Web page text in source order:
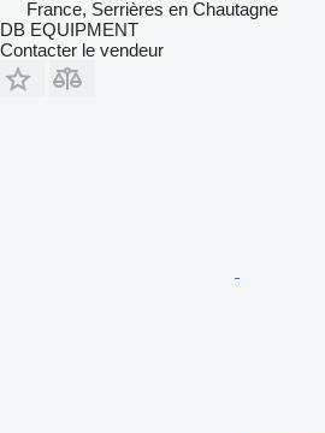
France, Serrières en Chautagne
DB EQUIPMENT
Contacter le vendeur